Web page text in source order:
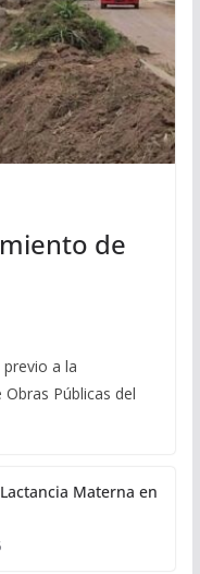
de
a la
Públicas del
Materna en